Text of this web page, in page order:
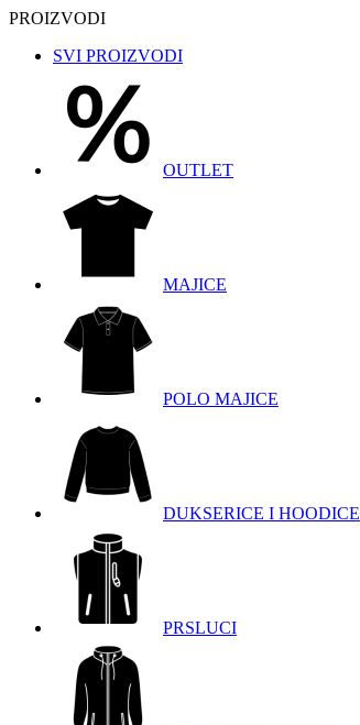
PROIZVODI
SVI PROIZVODI
OUTLET
MAJICE
POLO MAJICE
DUKSERICE I HOODICE
PRSLUCI